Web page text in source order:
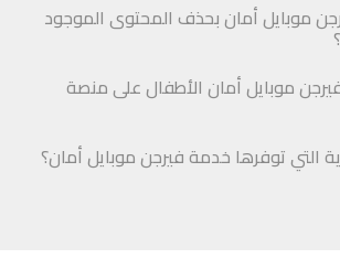
موبايل أمان بحذف المحتوى الموجود
موبايل أمان الأطفال على منصة
التي توفرها خدمة فيرجن موبايل أمان؟